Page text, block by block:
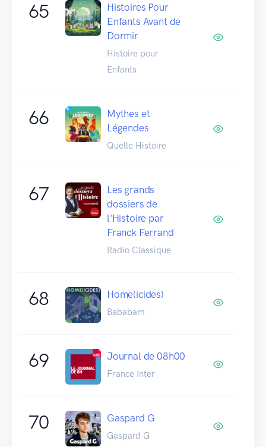
65
Histoires Pour
Enfants Avant de
Dormir
Histoire pour
Enfants
66
Mythes et
Légendes
Quelle Histoire
67
Les grands
dossiers de
l'Histoire par
Franck Ferrand
Radio Classique
68 Home(icides)
Bababam
69 Journal de 08h00
France Inter
70 Gaspard G
Gaspard G